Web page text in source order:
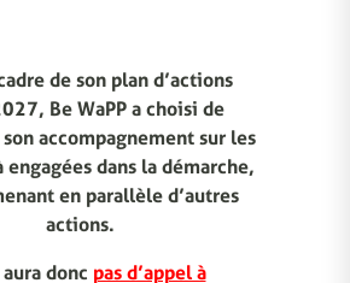
de son plan d’actions
Be WaPP a choisi de
accompagnement sur les
engagées dans la démarche,
en parallèle d’autres
actions.
aura donc pas d’appel à